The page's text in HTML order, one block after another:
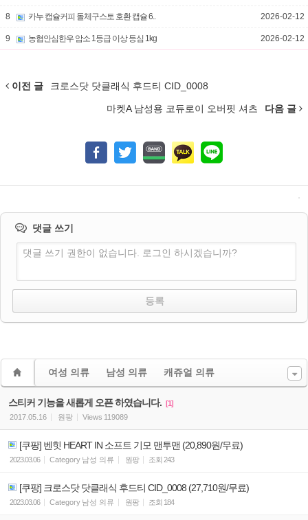
8 카누 캡슐커피 돌체구스토 호환 캡슐 6.. 2026-02-12
9 농협안심한우 암소 1등급 이상 등심 1kg 2026-02-12
이전 글 크로스닷 닷클래식 후드티 CID_0008
마켓A 남성용 코듀로이 오버핏 셔츠 다음 글
댓글 쓰기
댓글 쓰기 권한이 없습니다. 로그인 하시겠습니까?
여성 의류 남성 의류 캐쥬얼 의류
스티커 기능을 새롭게 오픈 하였습니다. [1]
2017.05.16
원팡 Views 119089
[쿠팡] 벤힛 HEART IN 소프트 기모 맨투맨 (20,890원/무료)
2023.03.06 Category 남성 의류 원팡 조회 243
[쿠팡] 크로스닷 닷클래식 후드티 CID_0008 (27,710원/무료)
2023.03.06 Category 남성 의류 원팡 조회 184